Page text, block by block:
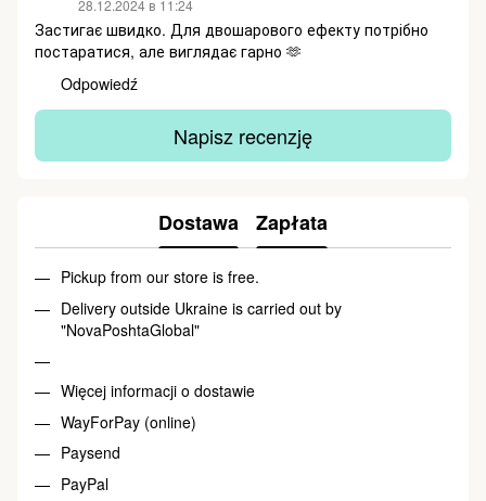
28.12.2024 в 11:24
Застигає швидко. Для двошарового ефекту потрібно
постаратися, але виглядає гарно 🫶
Odpowiedź
Napisz recenzję
Dostawa Zapłata
Pickup from our store is free.
Delivery outside Ukraine is carried out by
"NovaPoshtaGlobal"
Więcej informacji o dostawie
WayForPay (online)
Paysend
PayPal